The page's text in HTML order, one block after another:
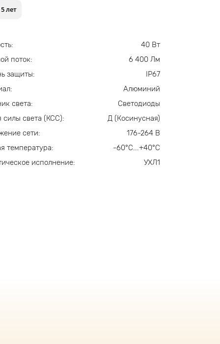
5 лет
40 Вт
поток:
6 400 Лм
защиты:
IP67
Алюминий
света:
Светодиоды
силы света (КСС):
Д (Косинусная)
сети:
176-264 В
температура:
-60°С...+40°С
исполнение:
УХЛ1